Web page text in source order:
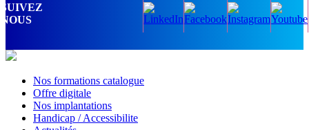
SUIVEZ
NOUS
Nos formations catalogue
Offre digitale
Nos implantations
Handicap / Accessibilite